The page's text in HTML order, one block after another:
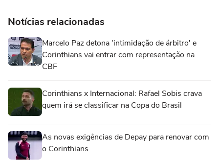
Notícias relacionadas
Marcelo Paz detona 'intimidação de árbitro' e
Corinthians vai entrar com representação na
CBF
Corinthians x Internacional: Rafael Sobis crava
quem irá se classificar na Copa do Brasil
As novas exigências de Depay para renovar com
o Corinthians